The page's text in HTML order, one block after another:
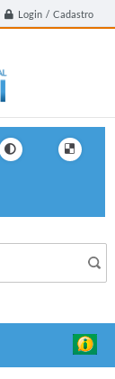
Login / Cadastro